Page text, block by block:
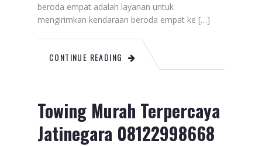
beroda empat adalah layanan untuk
mengirimkan kendaraan beroda empat ke […]
CONTINUE READING
Towing Murah Terpercaya
Jatinegara 08122998668